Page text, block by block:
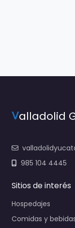
Valladolid
985 104 4445
Sitios de interés
Hospedajes
Comidas y